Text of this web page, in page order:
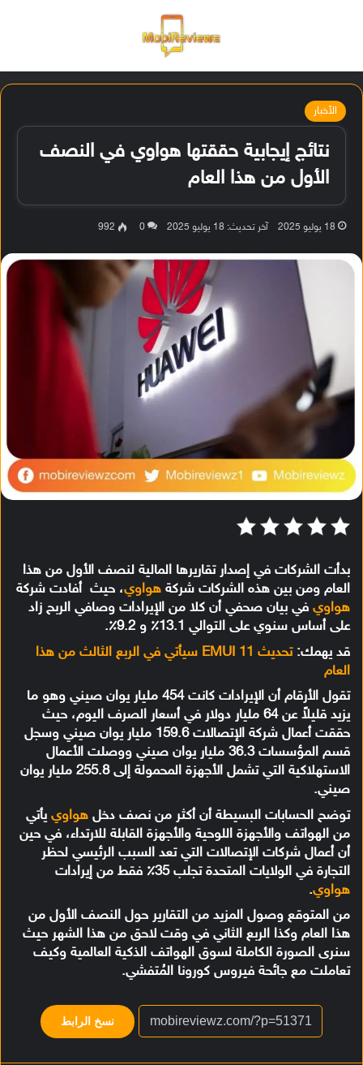
الأخبار
نتائج إيجابية حققتها هواوي في النصف
الأول من هذا العام
18 يوليو 2025 آخر تحديث: 18 يوليو 2025 0
992
بدأت الشركات في إصدار تقاريرها المالية لنصف الأول من هذا
العام ومن بين هذه الشركات شركة هواوي، حيث أفادت شركة
هواوي في بيان صحفي أن كلا من الإيرادات وصافي الربح زاد
على أساس سنوي على التوالي 13.1٪ و 9.2٪.
قد يهمك:
تحديث EMUI 11 سيأتي في الربع الثالث من هذا
العام
تقول الأرقام أن الإيرادات كانت 454 مليار يوان صيني وهو ما
يزيد قليلاً عن 64 مليار دولار في أسعار الصرف اليوم، حيث
حققت أعمال شركة الإتصالات 159.6 مليار يوان صيني وسجل
قسم المؤسسات 36.3 مليار يوان صيني ووصلت الأعمال
الاستهلاكية التي تشمل الأجهزة المحمولة إلى 255.8 مليار يوان
صيني.
توضح الحسابات البسيطة أن أكثر من نصف دخل هواوي يأتي
من الهواتف والأجهزة اللوحية والأجهزة القابلة للارتداء، في حين
أن أعمال شركات الإتصالات التي تعد السبب الرئيسي لحظر
التجارة في الولايات المتحدة تجلب 35٪ فقط من إيرادات
هواوي.
من المتوقع وصول المزيد من التقارير حول النصف الأول من
هذا العام وكذا الربع الثاني في وقت لاحق من هذا الشهر حيث
سنرى الصورة الكاملة لسوق الهواتف الذكية العالمية وكيف
تعاملت مع جائحة فيروس كورونا المُتفشي.
نسخ الرابط